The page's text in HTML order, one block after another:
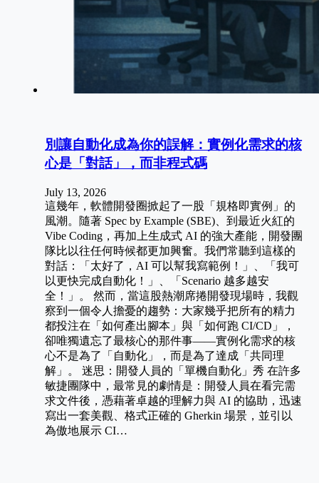
別讓自動化成為你的誤解：實例化需求的核
心是「對話」，而非程式碼
July 13, 2026
這幾年，軟體開發圈掀起了一股「規格即實例」的
風潮。隨著 Spec by Example (SBE)、到最近火紅的
Vibe Coding，再加上生成式 AI 的強大產能，開發團
隊比以往任何時候都更加興奮。我們常聽到這樣的
對話：「太好了，AI 可以幫我寫範例！」、「我可
以更快完成自動化！」、「Scenario 越多越安
全！」。 然而，當這股熱潮席捲開發現場時，我觀
察到一個令人擔憂的趨勢：大家幾乎把所有的精力
都投注在「如何產出腳本」與「如何跑 CI/CD」，
卻唯獨遺忘了最核心的那件事——實例化需求的核
心不是為了「自動化」，而是為了達成「共同理
解」。 迷思：開發人員的「單機自動化」秀 在許多
敏捷團隊中，最常見的劇情是：開發人員在看完需
求文件後，憑藉著卓越的理解力與 AI 的協助，迅速
寫出一套美觀、格式正確的 Gherkin 場景，並引以
為傲地展示 CI…